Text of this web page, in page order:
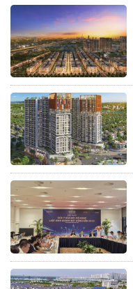
DOANH NGHIỆP